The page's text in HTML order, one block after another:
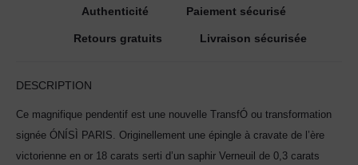
Authenticité Paiement sécurisé
Retours gratuits Livraison sécurisée
DESCRIPTION
Ce magnifique pendentif est une nouvelle TransfÓ ou transformation
signée ÓNÍSÌ PARIS. Originellement une épingle à cravate de l’ère
victorienne en or 18 carats serti d’un saphir Verneuil de 0,3 carats